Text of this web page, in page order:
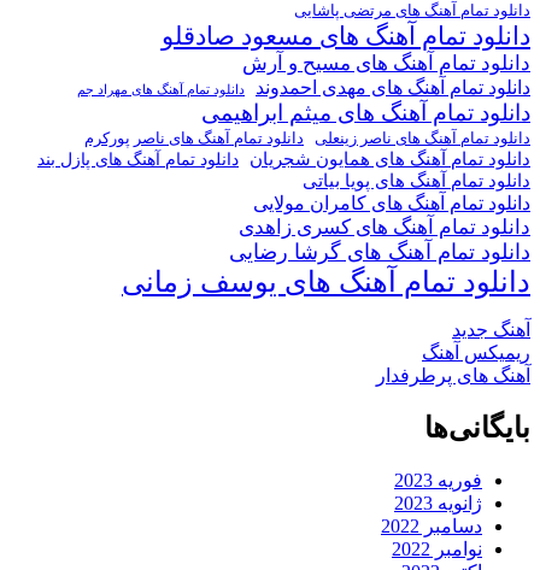
دانلود تمام آهنگ های مرتضی پاشایی
دانلود تمام آهنگ های مسعود صادقلو
دانلود تمام آهنگ های مسیح و آرش
دانلود تمام آهنگ های مهدی احمدوند دانلود تمام آهنگ های مهراد جم
دانلود تمام آهنگ های میثم ابراهیمی
دانلود تمام آهنگ های ناصر زینعلی دانلود تمام آهنگ های ناصر پورکرم
دانلود تمام آهنگ های همایون شجریان دانلود تمام آهنگ های پازل بند
دانلود تمام آهنگ های پویا بیاتی
دانلود تمام آهنگ های کامران مولایی
دانلود تمام آهنگ های کسری زاهدی
دانلود تمام آهنگ های گرشا رضایی
دانلود تمام آهنگ های یوسف زمانی
آهنگ جدید
ریمیکس آهنگ
آهنگ های پرطرفدار
بایگانی‌ها
فوریه 2023
ژانویه 2023
دسامبر 2022
نوامبر 2022